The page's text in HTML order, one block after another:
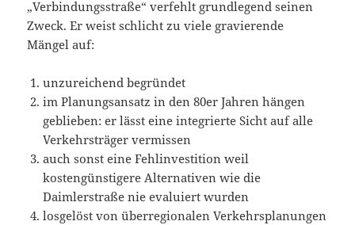
„Verbindungsstraße“ verfehlt grundlegend seinen
Zweck. Er weist schlicht zu viele gravierende
Mängel auf:
unzureichend begründet
im Planungsansatz in den 80er Jahren hängen
geblieben: er lässt eine integrierte Sicht auf alle
Verkehrsträger vermissen
auch sonst eine Fehlinvestition weil
kostengünstigere Alternativen wie die
Daimlerstraße nie evaluiert wurden
losgelöst von überregionalen Verkehrsplanungen